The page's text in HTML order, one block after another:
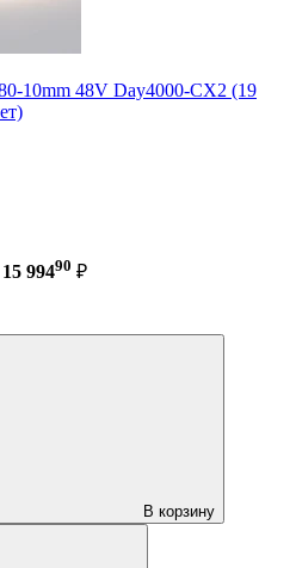
10mm 48V Day4000-CX2 (19
15 99490 ₽
В корзину